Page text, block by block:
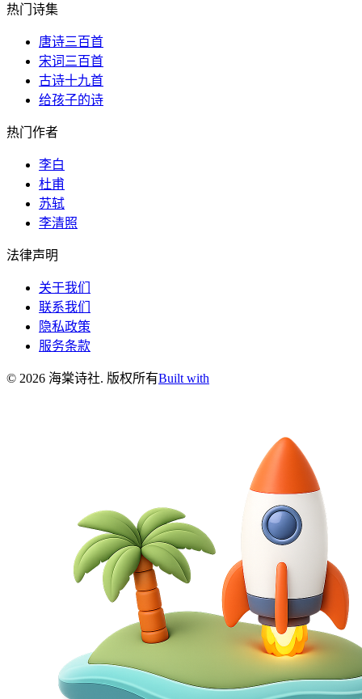
热门诗集
唐诗三百首
宋词三百首
古诗十九首
给孩子的诗
热门作者
李白
杜甫
苏轼
李清照
法律声明
关于我们
联系我们
隐私政策
服务条款
© 2026 海棠诗社. 版权所有Built with